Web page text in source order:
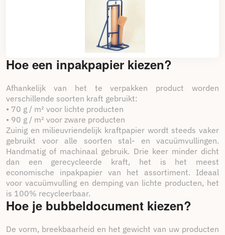
Kartonnen beschermhoeken
versterkte kartonnen hoeken bescherm de hoeken
en randen van producten tegen schokken en stoten
Hoofdstuk 3: De voordelen van
Packdiscount-oplossingen voor wiggen
en bescherming
Veiligheid Maximaal : Onze dempings- en
beschermingsoplossingen zijn ontworpen om het
risico op schade en verlies tijdens transport te
minimaliseren en zo de veiligheid te garanderen. van
uw producten tot hun eindbestemming.
Veelzijdigheid en aanpassingsvermogen: Of u nu
breekbare artikelen, zware producten of grote
pakketten verzendt, onze dempings- en
beschermingsoplossingen passen zich aan uw
behoeften aan. alle soorten producten en
verpakkingen.
Efficiëntie Operationeel: Door het aantal
helpen onze dempings- en
beschermingsoplossingen u tijd en geld te
Hoe een inpakpapier kiezen?
Afhankelijk van het te verpakken product worden
verschillende soorten kraft gebruikt:
• 70 g / m² voor lichte producten
• 90 g / m² voor zware producten
Zuinig en milieuvriendelijk kraftpapier wordt steeds vaker
gebruikt voor alle soorten stal- en vacuümvullingen.
Handmatig of machinaal gebruik. Drie keer minder dicht
dan een gerecycleerde kraft, het is het meest
economische inpakpapier van het assortiment. Ideaal
voor vacuümvulling en demping van lichte producten, het
is 100% recycleerbaar.
Hoe je bubbeldocument kiezen?
De vorm, breekbaarheid en het gewicht van uw producten